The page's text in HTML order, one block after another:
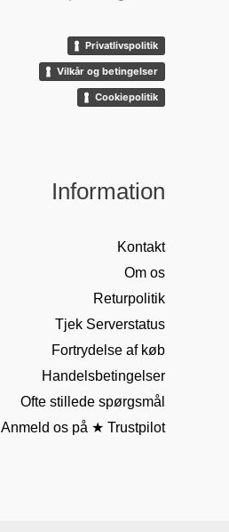
Privatlivspolitik
Vilkår og betingelser
Cookiepolitik
Information
Kontakt
Om os
Returpolitik
Tjek Serverstatus
Fortrydelse af køb
Handelsbetingelser
Ofte stillede spørgsmål
Anmeld os på ★ Trustpilot